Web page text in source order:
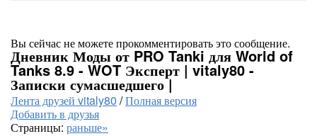
Вы сейчас не можете прокомментировать это сообщение.
Дневник Моды от PRO Tanki для World of
Tanks 8.9 - WOT Эксперт | vitaly80 -
Записки сумасшедшего |
Лента друзей vitaly80 /Полная версия
Добавить в друзья
Страницы: раньше»